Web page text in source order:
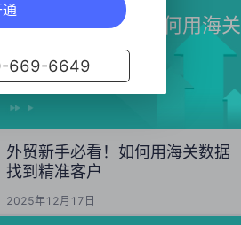
外贸新手必看！如何用海关
数据找到精准客户
外贸新手必看！如何用海关数据
找到精准客户
2025年12月17日
669-6649